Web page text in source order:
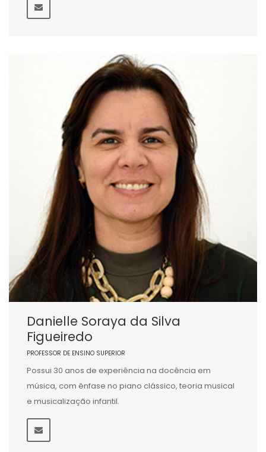
Danielle Soraya da Silva
Figueiredo
PROFESSOR DE ENSINO SUPERIOR
Possui 30 anos de experiência na docência em
música, com ênfase no piano clássico, teoria musical
e musicalização infantil.